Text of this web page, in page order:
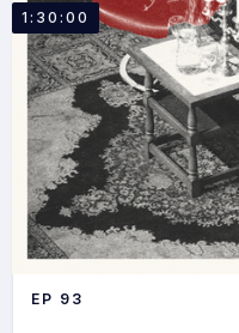
1:30:00
EP 93